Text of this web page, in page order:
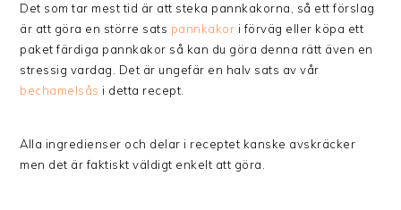
Det som tar mest tid är att steka pannkakorna, så ett förslag
är att göra en större sats pannkakor i förväg eller köpa ett
paket färdiga pannkakor så kan du göra denna rätt även en
stressig vardag. Det är ungefär en halv sats av vår
bechamelsås i detta recept.
Alla ingredienser och delar i receptet kanske avskräcker
men det är faktiskt väldigt enkelt att göra.